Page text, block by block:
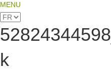
MENU
View your shopping cart
Choisir
une
langue
k